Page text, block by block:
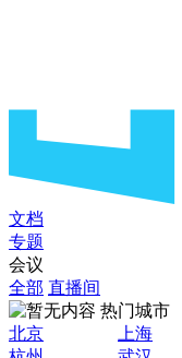
文档
专题
会议
全部 直播间
热门城市
北京
上海